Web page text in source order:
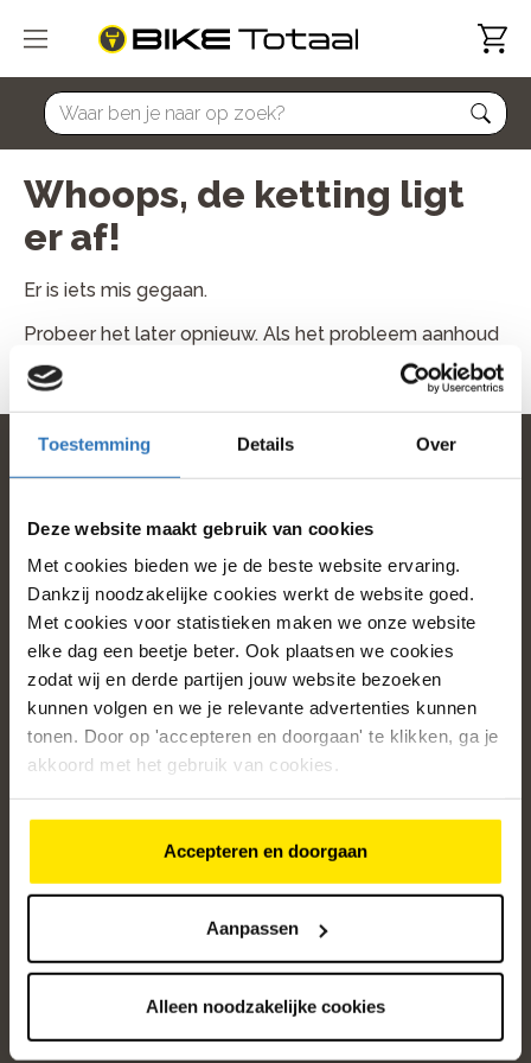
Toestemming Details Over
Deze website maakt gebruik van cookies
Met cookies bieden we je de beste website ervaring.
Dankzij noodzakelijke cookies werkt de website goed.
Met cookies voor statistieken maken we onze website
elke dag een beetje beter. Ook plaatsen we cookies
zodat wij en derde partijen jouw website bezoeken
kunnen volgen en we je relevante advertenties kunnen
tonen. Door op 'accepteren en doorgaan' te klikken, ga je
akkoord met het gebruik van cookies.
Accepteren en doorgaan
Aanpassen
Alleen noodzakelijke cookies
home
Whoops, de ketting ligt
er af!
Er is iets mis gegaan.
Probeer het later opnieuw. Als het probleem aanhoud
neem dan contact met ons op.
home
Populaire categorieën
Onze service
Klantenservice
Over ons
4.8 /5
Altijd op de hoogte van onze acties
Ontvang de beste aanbiedingen en persoonlijk advies.
Aanmelden